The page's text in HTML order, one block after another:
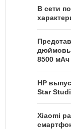
В сети
8500 мАч
HP
Star
Xiaomi